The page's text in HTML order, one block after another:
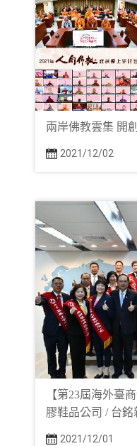
兩岸佛教雲集 開
2021/12/02
【第23屆海外臺
膠鞋品公司 / 台銘
2021/12/01